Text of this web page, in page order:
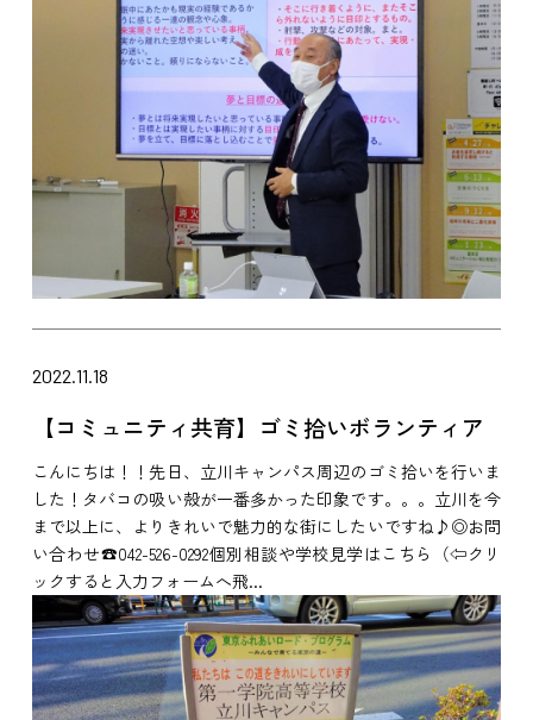
2022.11.18
【コミュニティ共育】ゴミ拾いボランティア
こんにちは！！先日、立川キャンパス周辺のゴミ拾いを行いま
した！タバコの吸い殻が一番多かった印象です。。。立川を今
まで以上に、よりきれいで魅力的な街にしたいですね♪◎お問
い合わせ☎042-526-0292個別相談や学校見学はこちら（⇦クリ
ックすると入力フォームへ飛...